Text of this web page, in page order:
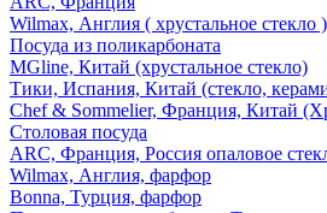
Wilmax, Англия ( хрустальное стекло )
Посуда из поликарбоната
MGline, Китай (хрустальное стекло)
Тики, Испания, Китай (стекло,
Chef & Sommelier, Франция, Китай
Столовая посуда
ARC, Франция, Россия опаловое
Wilmax, Англия, фарфор
Bonna, Турция, фарфор